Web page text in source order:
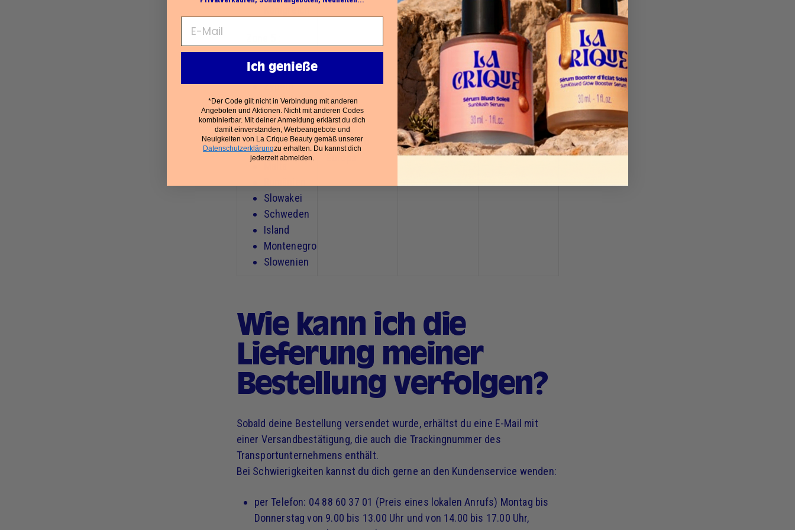
Bulgarien
Kroatien
Zypern
Griechenland
Ungarn
Lettland
Litauen
Slowakei
Schweden
Island
Montenegro
Slowenien
Colissimo
18,90€ 150€
Wie kann ich die
Lieferung meiner
Bestellung verfolgen?
Sobald deine Bestellung versendet wurde, erhältst du eine E-Mail mit
einer Versandbestätigung, die auch die Trackingnummer des
Transportunternehmens enthält.
Bei Schwierigkeiten kannst du dich gerne an den Kundenservice wenden:
per Telefon: 04 88 60 37 01 (Preis eines lokalen Anrufs) Montag bis
Donnerstag von 9.00 bis 13.00 Uhr und von 14.00 bis 17.00 Uhr,
Ich genieße
*Der Code gilt nicht in Verbindung mit anderen
Angeboten und Aktionen. Nicht mit anderen Codes
kombinierbar. Mit deiner Anmeldung erklärst du dich
damit einverstanden, Werbeangebote und
Neuigkeiten von La Crique Beauty gemäß unserer
Datenschutzerklärungzu erhalten. Du kannst dich
jederzeit abmelden.